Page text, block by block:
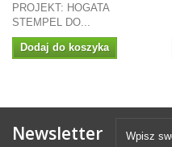
PROJEKT: HOGATA
STEMPEL DO...
Dodaj do koszyka
Newsletter